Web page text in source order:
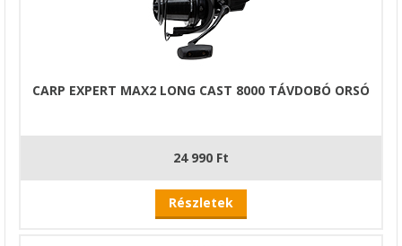
CARP EXPERT MAX2 LONG CAST 8000 TÁVDOBÓ ORSÓ
24 990 Ft
Részletek